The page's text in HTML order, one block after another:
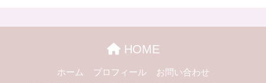
HOME
ホーム プロフィール
お問い合わせ